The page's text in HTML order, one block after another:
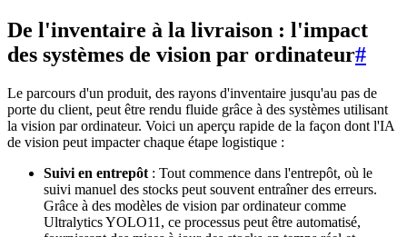
De l'inventaire à la livraison : l'impact
des systèmes de vision par ordinateur#
Le parcours d'un produit, des rayons d'inventaire jusqu'au pas de
porte du client, peut être rendu fluide grâce à des systèmes utilisant
la vision par ordinateur. Voici un aperçu rapide de la façon dont l'IA
de vision peut impacter chaque étape logistique :
Suivi en entrepôt : Tout commence dans l'entrepôt, où le
suivi manuel des stocks peut souvent entraîner des erreurs.
Grâce à des modèles de vision par ordinateur comme
Ultralytics YOLO11, ce processus peut être automatisé,